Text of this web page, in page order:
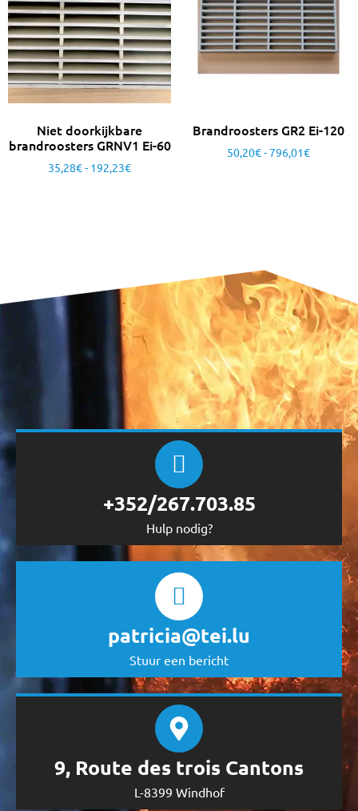
Niet doorkijkbare
brandroosters GRNV1 Ei-60
35,28€- 192,23€
Brandroosters GR2 Ei-120
50,20€-796,01€
+352/267.703.85
Hulp nodig?
patricia@tei.lu
Stuur een bericht
9, Route des trois Cantons
L-8399 Windhof